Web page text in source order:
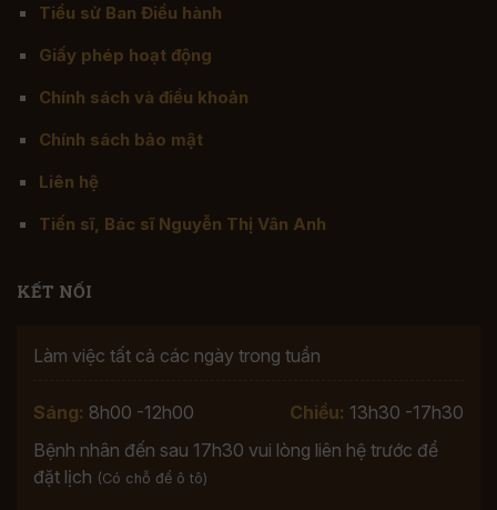
Tiểu sử Ban Điều hành
Giấy phép hoạt động
Chính sách và điều khoản
Chính sách bảo mật
Liên hệ
Tiến sĩ, Bác sĩ Nguyễn Thị Vân Anh
KẾT NỐI
Làm việc tất cả các ngày trong tuần
Sáng: 8h00 -12h00 Chiều: 13h30 -17h30
Bệnh nhân đến sau 17h30 vui lòng liên hệ trước để
đặt lịch (Có chỗ để ô tô)